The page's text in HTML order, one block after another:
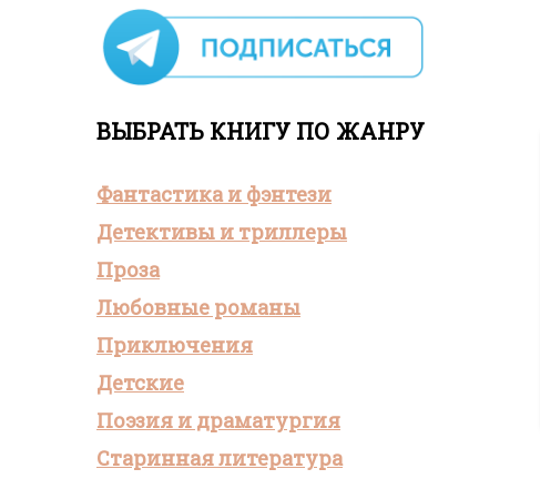
ВЫБРАТЬ КНИГУ ПО ЖАНРУ
Фантастика и фэнтези
Детективы и триллеры
Проза
Любовные романы
Приключения
Детские
Поэзия и драматургия
Старинная литература